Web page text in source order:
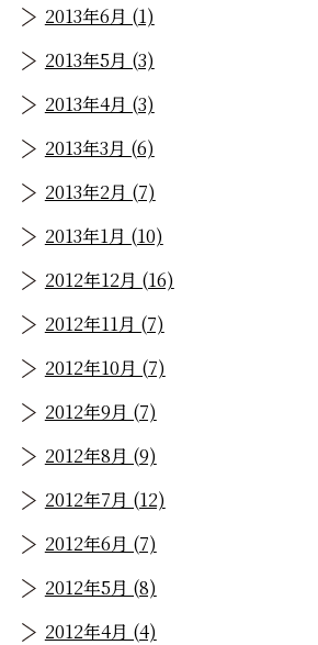
2013年6月 (1)
2013年5月 (3)
2013年4月 (3)
2013年3月 (6)
2013年2月 (7)
2013年1月 (10)
2012年12月 (16)
2012年11月 (7)
2012年10月 (7)
2012年9月 (7)
2012年8月 (9)
2012年7月 (12)
2012年6月 (7)
2012年5月 (8)
2012年4月 (4)